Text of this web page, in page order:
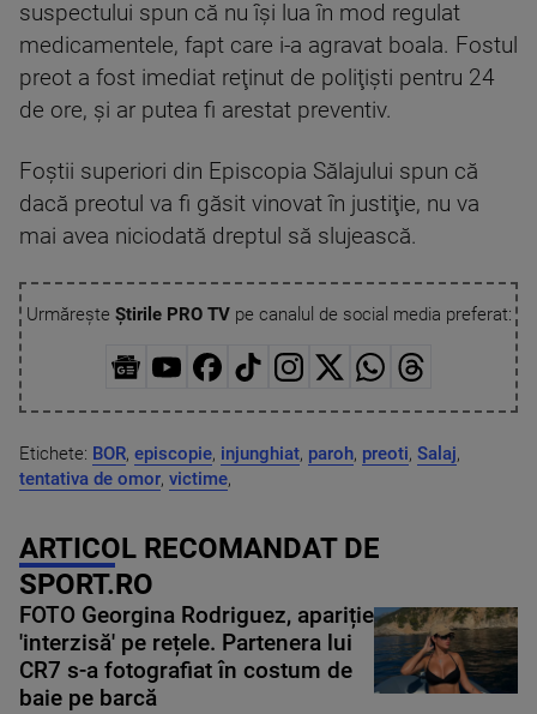
suspectului spun că nu îşi lua în mod regulat
medicamentele, fapt care i-a agravat boala. Fostul
preot a fost imediat reţinut de poliţişti pentru 24
de ore, şi ar putea fi arestat preventiv.
Foştii superiori din Episcopia Sălajului spun că
dacă preotul va fi găsit vinovat în justiţie, nu va
mai avea niciodată dreptul să slujească.
Urmărește Știrile PRO TVpe canalul de social media preferat:
Etichete: BOR, episcopie, injunghiat, paroh, preoti, Salaj,
tentativa de omor, victime,
ARTICOL RECOMANDAT DE
SPORT.RO
FOTO Georgina Rodriguez, apariție
'interzisă' pe rețele. Partenera lui
CR7 s-a fotografiat în costum de
baie pe barcă